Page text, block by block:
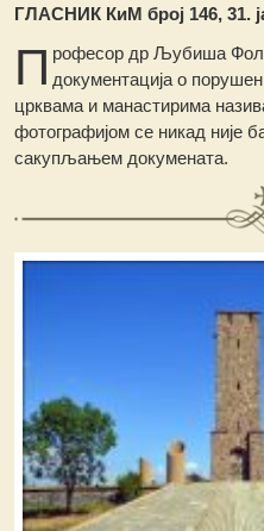
ГЛАСНИК КиМ број 146, 31.
П рофесор др Љубиша
документација о
црквама и манастирима
фотографијом се никад није
сакупљањем докумената.